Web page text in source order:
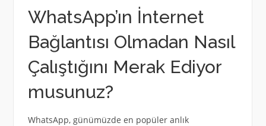
WhatsApp’ın İnternet
Bağlantısı Olmadan Nasıl
Çalıştığını Merak Ediyor
musunuz?
WhatsApp, günümüzde en popüler anlık